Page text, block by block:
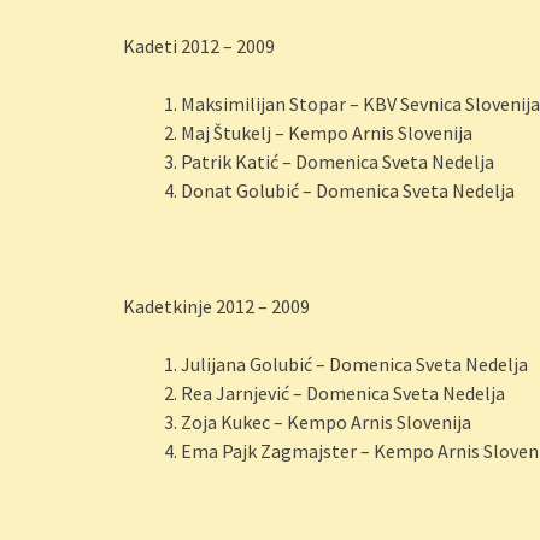
Kadeti 2012 – 2009
Maksimilijan Stopar – KBV Sevnica Slovenija
Maj Štukelj – Kempo Arnis Slovenija
Patrik Katić – Domenica Sveta Nedelja
Donat Golubić – Domenica Sveta Nedelja
Kadetkinje 2012 – 2009
Julijana Golubić – Domenica Sveta Nedelja
Rea Jarnjević – Domenica Sveta Nedelja
Zoja Kukec – Kempo Arnis Slovenija
Ema Pajk Zagmajster – Kempo Arnis